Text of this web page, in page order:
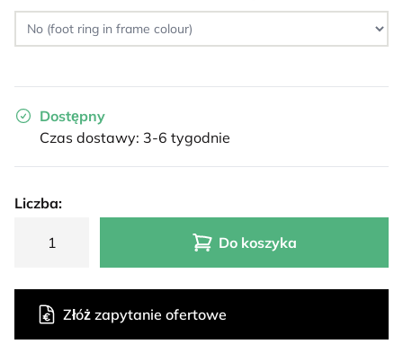
Dostępny
Czas dostawy: 3-6 tygodnie
Liczba:
Do koszyka
Złóż zapytanie ofertowe